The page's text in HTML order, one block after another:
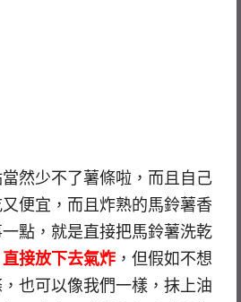
然少不了薯條啦，而且自己
便宜，而且炸熟的馬鈴薯香
點，就是直接把馬鈴薯洗乾
接放下去氣炸 ，但假如不想
也可以像我們一樣，抹上油